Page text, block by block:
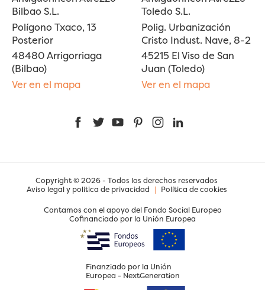
Bilbao S.L.
Polígono Txaco, 13
Posterior
48480 Arrigorriaga
(Bilbao)
Ver en el mapa
Toledo S.L.
Polig. Urbanización
Cristo Indust. Nave, 8-2
45215 El Viso de San
Juan (Toledo)
Ver en el mapa
FacebookTwitterYouTubePinterestInstagram
Copyright © 2026 - Todos los derechos reservados
Aviso legal y política de privacidad | Política de cookies
Contamos con el apoyo del Fondo Social Europeo
Cofinanciado por la Unión Europea
Finanziado por la Unión
Europea - NextGeneration